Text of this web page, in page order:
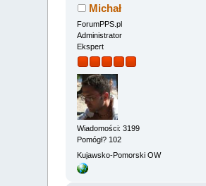
Michał
ForumPPS.pl
Administrator
Ekspert
Wiadomości: 3199
Pomógł? 102
Kujawsko-Pomorski OW